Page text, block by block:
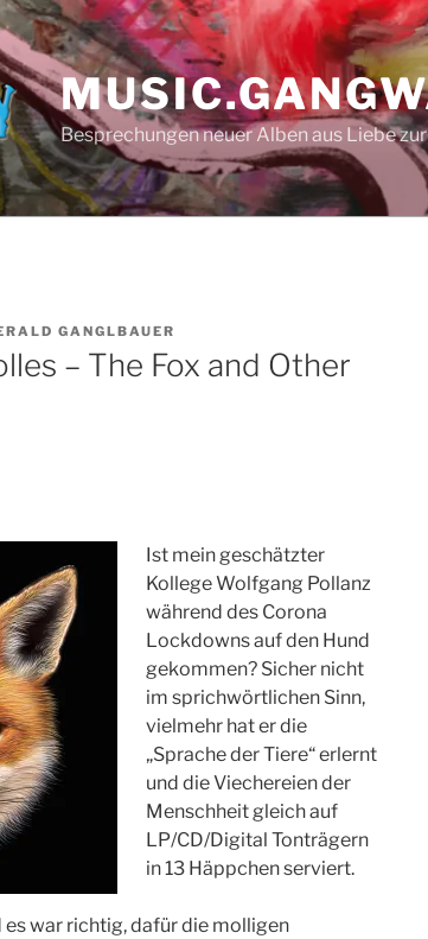
Besprechungen neuer Alben aus Liebe
GANGLBAUER
– The Fox and Other
Ist mein geschätzter
Kollege Wolfgang Pollanz
während des Corona
Lockdowns auf den Hund
gekommen? Sicher nicht
im sprichwörtlichen Sinn,
vielmehr hat er die
„Sprache der Tiere“ erlernt
und die Viechereien der
Menschheit gleich auf
LP/CD/Digital Tonträgern
in 13 Häppchen serviert.
es war richtig, dafür die molligen